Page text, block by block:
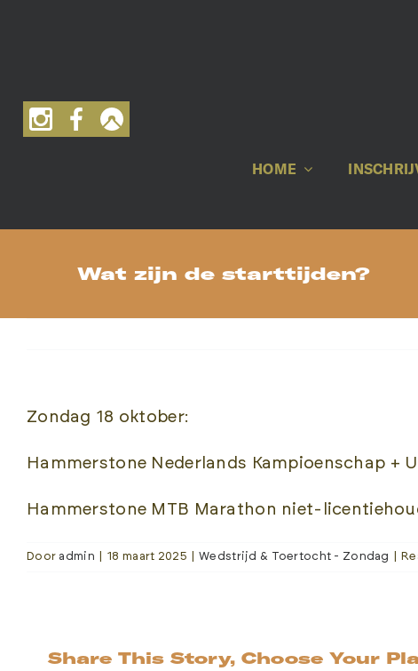
HOME
Wat zijn de starttijden?
Zondag 18 oktober:
Hammerstone Nederlands Kampioenschap +
Hammerstone MTB Marathon niet-
Door admin 18 maart 2025 Wedstrijd & Toertocht - Zondag
Share This Story, Choose Your